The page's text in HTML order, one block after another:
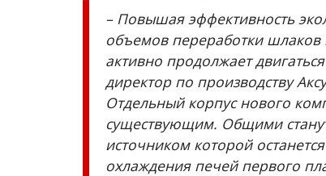
– Повышая эффективность
объемов переработки шлаков
активно продолжает
директор по производству
Отдельный корпус нового
существующим. Общими
источником которой
охлаждения печей первого